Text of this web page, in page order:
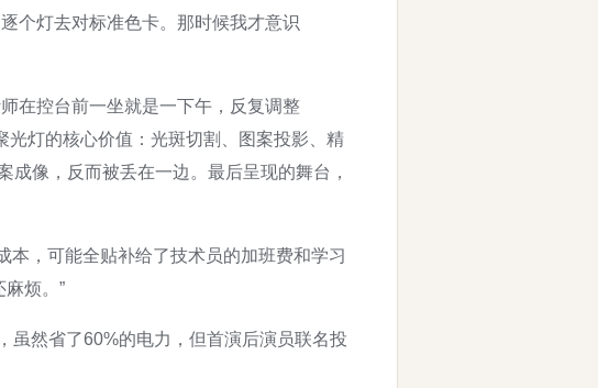
个灯去对标准色卡。那时候我才意识
在控台前一坐就是一下午，反复调整
光灯的核心价值：光斑切割、图案投影、精
像，反而被丢在一边。最后呈现的舞台，
本，可能全贴补给了技术员的加班费和学习
烦。”
虽然省了60%的电力，但首演后演员联名投